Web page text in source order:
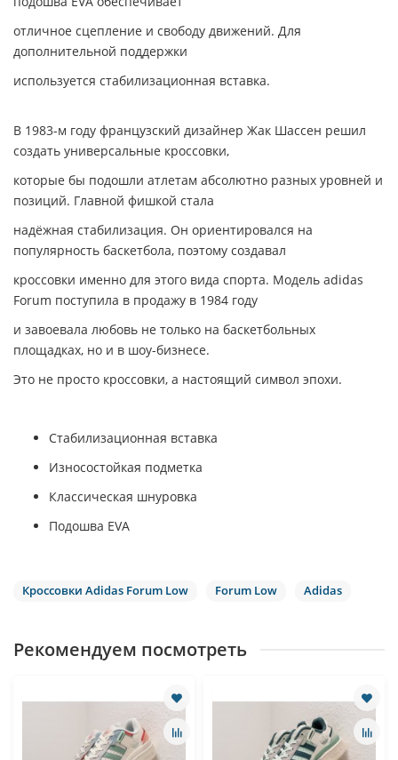
отличное сцепление и свободу движений. Для
дополнительной поддержки
используется стабилизационная вставка.
В 1983-м году французский дизайнер Жак Шассен решил
создать универсальные кроссовки,
которые бы подошли атлетам абсолютно разных уровней и
позиций. Главной фишкой стала
надёжная стабилизация. Он ориентировался на
популярность баскетбола, поэтому создавал
кроссовки именно для этого вида спорта. Модель adidas
Forum поступила в продажу в 1984 году
и завоевала любовь не только на баскетбольных
площадках, но и в шоу-бизнесе.
Это не просто кроссовки, а настоящий символ эпохи.
Стабилизационная вставка
Износостойкая подметка
Классическая шнуровка
Подошва EVA
Кроссовки Adidas Forum Low Forum Low Adidas
Рекомендуем посмотреть